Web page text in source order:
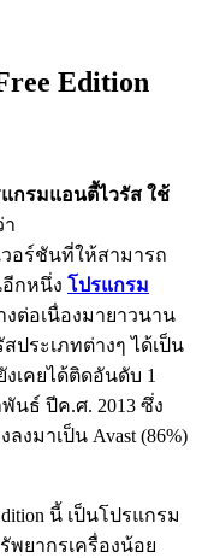
Edition
แกรมแอนตี้ไวรัส ใช้
วอร์ชันที่ให้สามารถ
อีกหนึ่ง โปรแกรม
ต่อเนื่องมายาวนาน
ประเภทต่างๆ ได้เป็น
เคยได้ติดอันดับ 1
นธ์ ปีค.ศ. 2013 ซึ่ง
งมาเป็น Avast (86%)
นี้ เป็นโปรแกรม
ยากรเครื่องน้อย